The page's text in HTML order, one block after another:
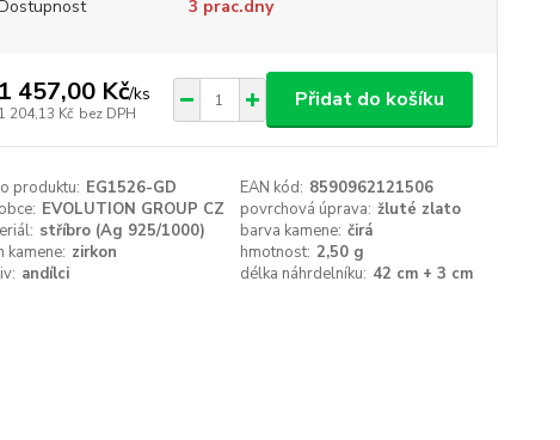
3 prac.dny
1 457,00 Kč/ks
1 204,13 Kč bez DPH
Přidat do košíku
produktu: EG1526-GD EAN kód: 8590962121506
EVOLUTION GROUP CZ povrchová úprava: žluté zlato
stříbro (Ag 925/1000) barva kamene: čirá
kamene: zirkon hmotnost: 2,50 g
andílci délka náhrdelníku: 42 cm + 3 cm